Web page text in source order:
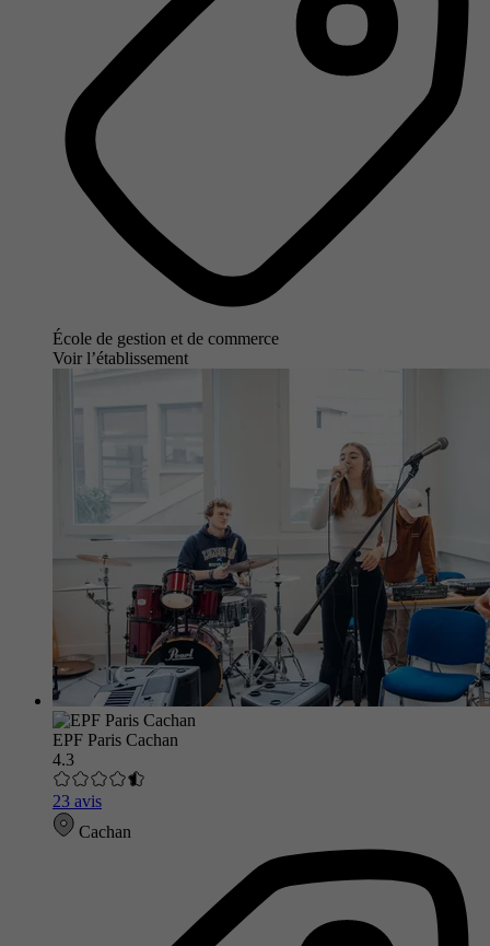
École de gestion et de commerce
Voir l’établissement
EPF Paris Cachan
4.3
23 avis
Cachan